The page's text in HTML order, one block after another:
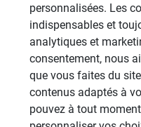
Veuillez vousconnecter
Sujets
Aménagement
personnalisées. Les
indispensables et
analytiques et
consentement, nous
que vous faites du
contenus adaptés à
pouvez à tout